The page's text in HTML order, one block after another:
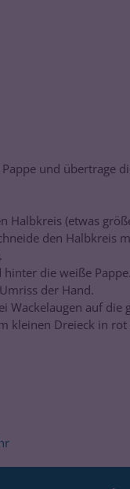
und übertrage
Halbkreis (etwas
den Halbkreis
die weiße Pappe.
der Hand.
Wackelaugen auf die
kleinen Dreieck in rot